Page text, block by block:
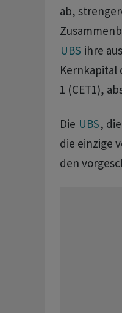
ab,
UBS ihre
Kernkapital
1 (CET1),
Die UBS,
die einzige
den